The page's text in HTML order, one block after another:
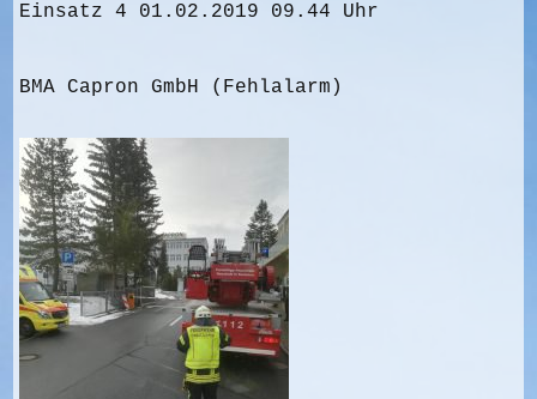
Einsatz 4 01.02.2019 09.44 Uhr
BMA Capron GmbH (Fehlalarm)